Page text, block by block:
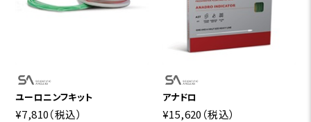
ユーロニンフキット
¥7,810（税込）
アナドロ
¥15,620 （税込）